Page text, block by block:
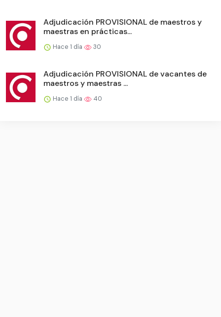
Adjudicación PROVISIONAL de maestros y
maestras en prácticas...
Hace 1 día 30
Adjudicación PROVISIONAL de vacantes de
maestros y maestras ...
Hace 1 día 40